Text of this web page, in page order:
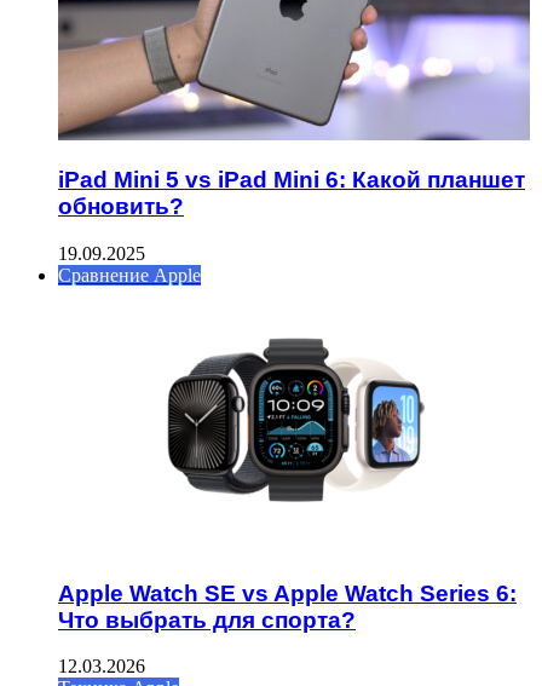
iPad Mini 5 vs iPad Mini 6: Какой планшет
обновить?
19.09.2025
Сравнение Apple
Apple Watch SE vs Apple Watch Series 6:
Что выбрать для спорта?
12.03.2026